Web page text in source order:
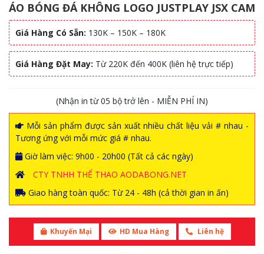
ÁO BÓNG ĐÁ KHÔNG LOGO JUSTPLAY JSX CAM
Giá Hàng Có Sẵn: 130K – 150K – 180K
Giá Hàng Đặt May: Từ 220K đến 400K (liên hệ trực tiếp)
(Nhận in từ 05 bộ trở lên - MIỄN PHÍ IN)
Mỗi sản phẩm được sản xuất nhiều chất liệu vải # nhau -
Tương ứng với mỗi mức giá # nhau.
Giờ làm việc: 9h00 - 20h00 (Tất cả các ngày)
CTY TNHH THỂ THAO AODABONG.NET
Giao hàng toàn quốc: Từ 24 - 48h (cả thời gian in ấn)
Khuyến Mại HD Mua Hàng Liên hệ